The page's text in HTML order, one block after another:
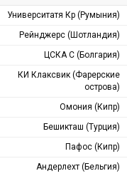
Университатя Кр (Румыния)
Рейнджерс (Шотландия)
ЦСКА С (Болгария)
КИ Клаксвик (Фарерские
острова)
Омония (Кипр)
Бешикташ (Турция)
Пафос (Кипр)
Андерлехт (Бельгия)